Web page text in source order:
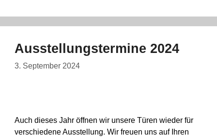
Ausstellungstermine 2024
3. September 2024
Auch dieses Jahr öffnen wir unsere Türen wieder für
verschiedene Ausstellung. Wir freuen uns auf Ihren